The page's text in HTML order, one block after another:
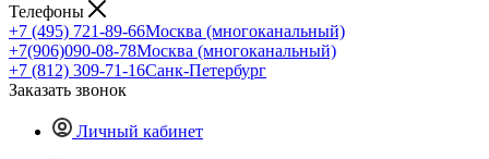
Телефоны
+7 (495) 721-89-66Москва (многоканальный)
+7(906)090-08-78Москва (многоканальный)
+7 (812) 309-71-16Санк-Петербург
Заказать звонок
Личный кабинет